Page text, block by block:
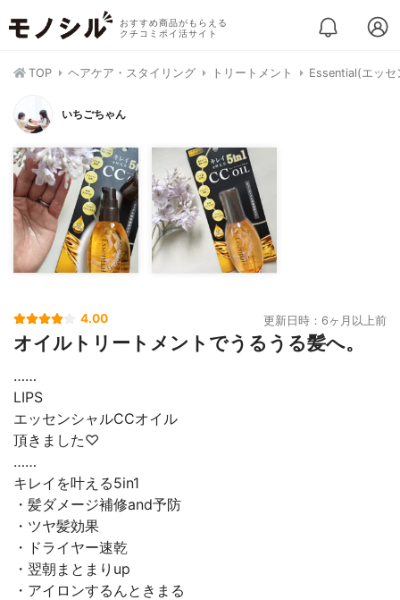
おすすめ商品がもらえる
クチコミポイ活サイト
TOP ヘアケア・スタイリング トリートメント Essential(エッ
いちごちゃん
4.00 更新日時：6ヶ月以上前
オイルトリートメントでうるうる髪へ。
……⁡
⁡LIPS⁡
⁡エッセンシャルCCオイル⁡
⁡頂きました♡⁡
⁡……⁡
⁡キレイを叶える5in1⁡
⁡・髪ダメージ補修and予防⁡
⁡・ツヤ髪効果⁡
⁡・ドライヤー速乾⁡
⁡・翌朝まとまりup⁡
⁡・アイロンするんときまる⁡